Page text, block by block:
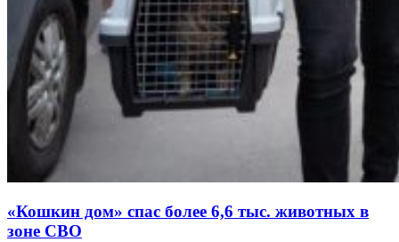
«Кошкин дом» спас более 6,6 тыс. животных в
зоне СВО